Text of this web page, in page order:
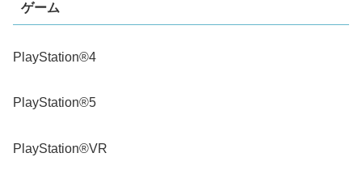
ゲーム
PlayStation®4
PlayStation®5
PlayStation®VR